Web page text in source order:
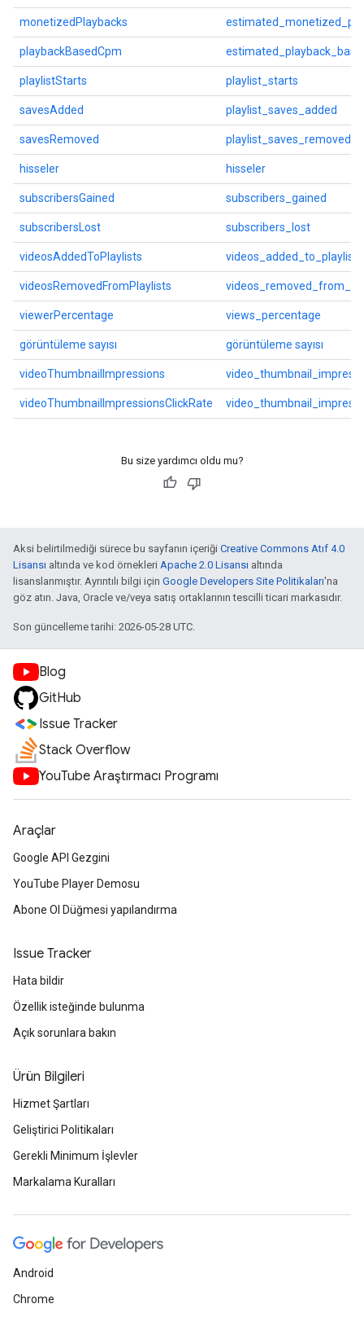
monetizedPlaybacks
playbackBasedCpm
playlistStarts playlist_starts
savesAdded playlist_saves_added
savesRemoved playlist_saves_removed
hisseler hisseler
subscribersGained subscribers_gained
subscribersLost subscribers_lost
videosAddedToPlaylists videos_added_to_playlists
videosRemovedFromPlaylists
viewerPercentage views_percentage
görüntüleme sayısı görüntüleme sayısı
videoThumbnailImpressions
videoThumbnailImpressionsClickRate
Bu size yardımcı oldu mu?
Aksi belirtilmediği sürece bu sayfanın içeriği Creative Commons Atıf 4.0
Lisansı altında ve kod örnekleri Apache 2.0 Lisansı altında
lisanslanmıştır. Ayrıntılı bilgi için Google Developers Site Politikaları'na
göz atın. Java, Oracle ve/veya satış ortaklarının tescilli ticari markasıdır.
Son güncelleme tarihi: 2026-05-28 UTC.
Blog
GitHub
Issue Tracker
Stack Overflow
YouTube Araştırmacı Programı
Araçlar
Google API Gezgini
YouTube Player Demosu
Abone Ol Düğmesi yapılandırma
Issue Tracker
Hata bildir
Özellik isteğinde bulunma
Açık sorunlara bakın
Ürün Bilgileri
Hizmet Şartları
Geliştirici Politikaları
Gerekli Minimum İşlevler
Markalama Kuralları
Android
Chrome